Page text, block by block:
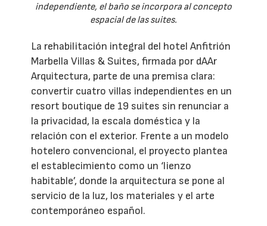
independiente, el baño se incorpora al concepto
espacial de las suites.
La rehabilitación integral del hotel Anfitrión
Marbella Villas & Suites, firmada por dAAr
Arquitectura, parte de una premisa clara:
convertir cuatro villas independientes en un
resort boutique de 19 suites sin renunciar a
la privacidad, la escala doméstica y la
relación con el exterior. Frente a un modelo
hotelero convencional, el proyecto plantea
el establecimiento como un ‘lienzo
habitable’, donde la arquitectura se pone al
servicio de la luz, los materiales y el arte
contemporáneo español.